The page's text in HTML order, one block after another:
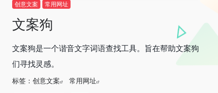
创意文案 常用网址
文案狗
文案狗是一个谐音文字词语查找工具。旨在帮助文案狗
们寻找灵感。
标签： 创意文案 常用网址